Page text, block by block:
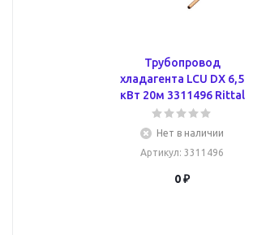
Трубопровод
хладагента LCU DX 6,5
кВт 20м 3311496 Rittal
Нет в наличии
Артикул: 3311496
0 ₽